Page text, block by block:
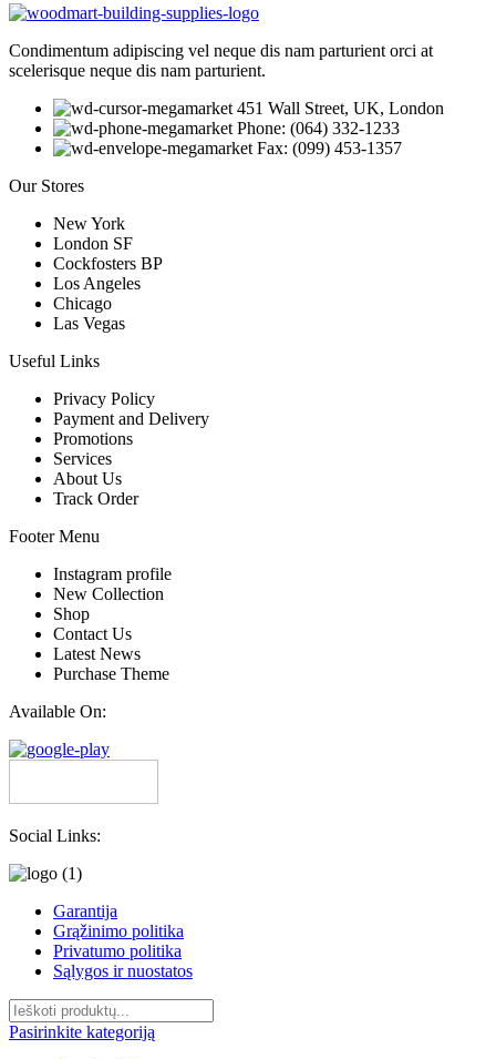
Condimentum adipiscing vel neque dis nam parturient orci at
scelerisque neque dis nam parturient.
451 Wall Street, UK, London
Phone: (064) 332-1233
Fax: (099) 453-1357
Our Stores
New York
London SF
Cockfosters BP
Los Angeles
Chicago
Las Vegas
Useful Links
Privacy Policy
Payment and Delivery
Promotions
Services
About Us
Track Order
Footer Menu
Instagram profile
New Collection
Shop
Contact Us
Latest News
Purchase Theme
Available On:
Social Links:
Garantija
Grąžinimo politika
Privatumo politika
Sąlygos ir nuostatos
Pasirinkite kategoriją